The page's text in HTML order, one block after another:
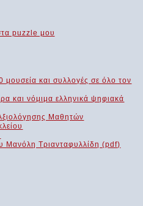
και συλλογές σε όλο τον
και νόμιμα ελληνικά ψηφιακά
Μαθητών
Μανόλη Τριανταφυλλίδη (pdf)